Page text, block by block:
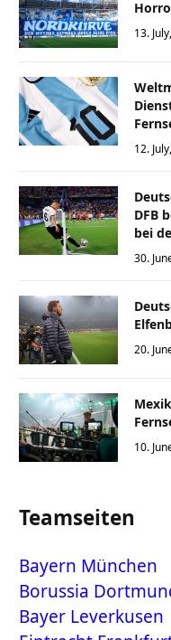
13.
12.
DFB
bei
30.
20.
10.
Teamseiten
Bayern München
Borussia
Bayer Leverkusen